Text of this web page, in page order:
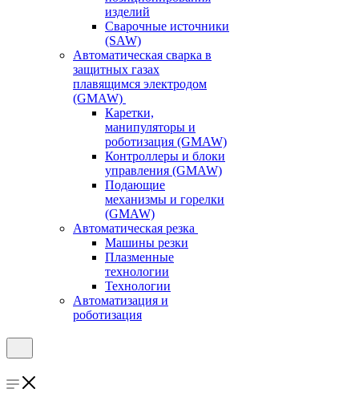
изделий
Сварочные источники
(SAW)
Автоматическая сварка в
защитных газах
плавящимся электродом
(GMAW)
Каретки,
манипуляторы и
роботизация (GMAW)
Контроллеры и блоки
управления (GMAW)
Подающие
механизмы и горелки
(GMAW)
Автоматическая резка
Машины резки
Плазменные
технологии
Технологии
Автоматизация и
роботизация